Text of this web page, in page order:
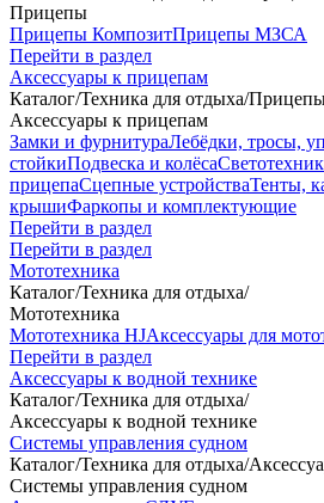
Прицепы
Прицепы КомпозитПрицепы МЗСА
Перейти в раздел
Аксессуары к прицепам
Каталог/Техника для отдыха/Прицепы
Аксессуары к прицепам
Замки и фурнитураЛебёдки, тросы,
стойкиПодвеска и колёса
прицепаСцепные устройстваТенты,
крышиФаркопы и комплектующие
Перейти в раздел
Перейти в раздел
Мототехника
Каталог/Техника для отдыха/
Мототехника
Мототехника HJАксессуары для
Перейти в раздел
Аксессуары к водной технике
Каталог/Техника для отдыха/
Аксессуары к водной технике
Системы управления судном
Каталог/Техника для отдыха/
Системы управления судном